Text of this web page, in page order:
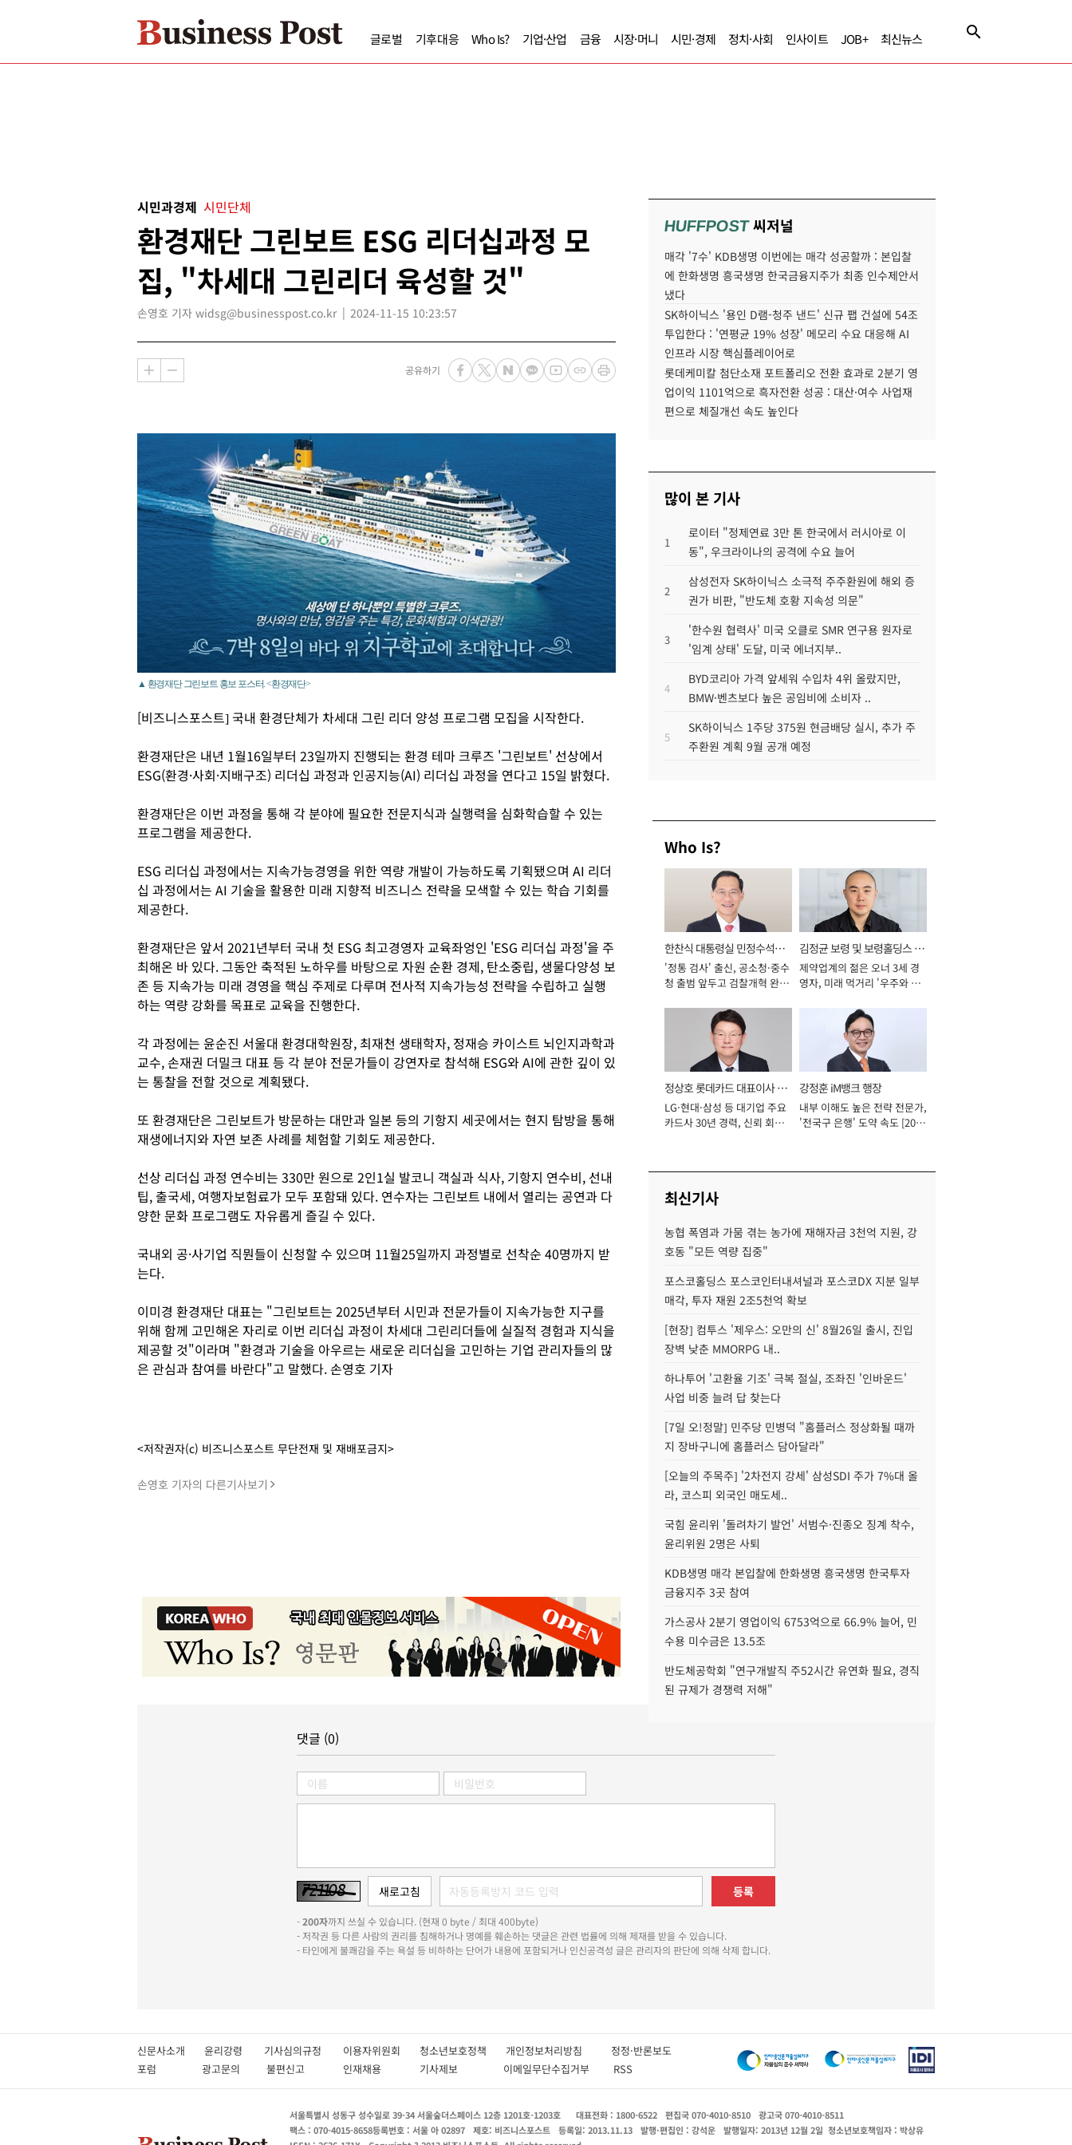
글로벌 기후대응 Who Is? 기업·산업 금융 시장·머니 시민·경제 정치·사회 인사이트 JOB+ 최신뉴스
시민과경제 시민단체
환경재단 그린보트 ESG 리더십과정 모
집, "차세대 그린리더 육성할 것"
손영호 기자 widsg@businesspost.co.kr 2024-11-15 10:23:57
공유하기
▲ 환경재단 그린보트 홍보 포스터. <환경재단>
[비즈니스포스트] 국내 환경단체가 차세대 그린 리더 양성 프로그램 모집을 시작한다.
환경재단은 내년 1월16일부터 23일까지 진행되는 환경 테마 크루즈 '그린보트' 선상에서
ESG(환경·사회·지배구조) 리더십 과정과 인공지능(AI) 리더십 과정을 연다고 15일 밝혔다.
환경재단은 이번 과정을 통해 각 분야에 필요한 전문지식과 실행력을 심화학습할 수 있는
프로그램을 제공한다.
ESG 리더십 과정에서는 지속가능경영을 위한 역량 개발이 가능하도록 기획됐으며 AI 리더
십 과정에서는 AI 기술을 활용한 미래 지향적 비즈니스 전략을 모색할 수 있는 학습 기회를
제공한다.
환경재단은 앞서 2021년부터 국내 첫 ESG 최고경영자 교육좌엉인 'ESG 리더십 과정'을 주
최해온 바 있다. 그동안 축적된 노하우를 바탕으로 자원 순환 경제, 탄소중립, 생물다양성 보
존 등 지속가능 미래 경영을 핵심 주제로 다루며 전사적 지속가능성 전략을 수립하고 실행
하는 역량 강화를 목표로 교육을 진행한다.
각 과정에는 윤순진 서울대 환경대학원장, 최재천 생태학자, 정재승 카이스트 뇌인지과학과
교수, 손재권 더밀크 대표 등 각 분야 전문가들이 강연자로 참석해 ESG와 AI에 관한 깊이 있
는 통찰을 전할 것으로 계획됐다.
또 환경재단은 그린보트가 방문하는 대만과 일본 등의 기항지 세곳에서는 현지 탐방을 통해
재생에너지와 자연 보존 사례를 체험할 기회도 제공한다.
선상 리더십 과정 연수비는 330만 원으로 2인1실 발코니 객실과 식사, 기항지 연수비, 선내
팁, 출국세, 여행자보험료가 모두 포함돼 있다. 연수자는 그린보트 내에서 열리는 공연과 다
양한 문화 프로그램도 자유롭게 즐길 수 있다.
국내외 공·사기업 직뭔들이 신청할 수 있으며 11월25일까지 과정별로 선착순 40명까지 받
는다.
이미경 환경재단 대표는 "그린보트는 2025년부터 시민과 전문가들이 지속가능한 지구를
위해 함께 고민해온 자리로 이번 리더십 과정이 차세대 그린리더들에 실질적 경험과 지식을
제공할 것"이라며 "환경과 기술을 아우르는 새로운 리더십을 고민하는 기업 관리자들의 많
은 관심과 참여를 바란다"고 말했다. 손영호 기자
<저작권자(c) 비즈니스포스트 무단전재 및 재배포금지>
손영호 기자의 다른기사보기
HUFFPOST씨저널
매각 '7수' KDB생명 이번에는 매각 성공할까 : 본입찰
에 한화생명 흥국생명 한국금융지주가 최종 인수제안서
냈다
SK하이닉스 '용인 D램-청주 낸드' 신규 팹 건설에 54조
투입한다 : '연평균 19% 성장' 메모리 수요 대응해 AI
인프라 시장 핵심플레이어로
롯데케미칼 첨단소재 포트폴리오 전환 효과로 2분기 영
업이익 1101억으로 흑자전환 성공 : 대산·여수 사업재
편으로 체질개선 속도 높인다
많이 본 기사
1
로이터 "정제연료 3만 톤 한국에서 러시아로 이
동", 우크라이나의 공격에 수요 늘어
2
삼성전자 SK하이닉스 소극적 주주환원에 해외 증
권가 비판, "반도체 호황 지속성 의문"
3
'한수원 협력사' 미국 오클로 SMR 연구용 원자로
'임계 상태' 도달, 미국 에너지부..
4
BYD코리아 가격 앞세워 수입차 4위 올랐지만,
BMW·벤츠보다 높은 공임비에 소비자 ..
5
SK하이닉스 1주당 375원 현금배당 실시, 추가 주
주환원 계획 9월 공개 예정
Who Is?
한찬식 대통령실 민정수석비
서관
'정통 검사' 출신, 공소청·중수
청 출범 앞두고 검찰개혁 완수
김정균 보령 및 보령홀딩스 대
표이사 사장
제약업계의 젊은 오너 3세 경
영자, 미래 먹거리 '우주와 헬
정상호 롯데카드 대표이사 사
장
LG·현대·삼성 등 대기업 주요
카드사 30년 경력, 신뢰 회복
강정훈 iM뱅크 행장
내부 이해도 높은 전략 전문가,
'전국구 은행' 도약 속도 [2026
최신기사
농협 폭염과 가뭄 겪는 농가에 재해자금 3천억 지원, 강
호동 "모든 역량 집중"
포스코홀딩스 포스코인터내셔널과 포스코DX 지분 일부
매각, 투자 재원 2조5천억 확보
[현장] 컴투스 '제우스: 오만의 신' 8월26일 출시, 진입
장벽 낮춘 MMORPG 내..
하나투어 '고환율 기조' 극복 절실, 조좌진 '인바운드'
사업 비중 늘려 답 찾는다
[7일 오!정말] 민주당 민병덕 "홈플러스 정상화될 때까
지 장바구니에 홈플러스 담아달라"
[오늘의 주목주] '2차전지 강세' 삼성SDI 주가 7%대 올
라, 코스피 외국인 매도세..
국힘 윤리위 '돌려차기 발언' 서범수·진종오 징계 착수,
윤리위원 2명은 사퇴
KDB생명 매각 본입찰에 한화생명 흥국생명 한국투자
금융지주 3곳 참여
가스공사 2분기 영업이익 6753억으로 66.9% 늘어, 민
수용 미수금은 13.5조
반도체공학회 "연구개발직 주52시간 유연화 필요, 경직
된 규제가 경쟁력 저해"
댓글 (0)
등록
-200자까지 쓰실 수 있습니다. (현재 0 byte / 최대 400byte)
- 저작권 등 다른 사람의 권리를 침해하거나 명예를 훼손하는 댓글은 관련 법률에 의해 제재를 받을 수 있습니다.
- 타인에게 불쾌감을 주는 욕설 등 비하하는 단어가 내용에 포함되거나 인신공격성 글은 관리자의 판단에 의해 삭제 합니다.
신문사소개 윤리강령 기사심의규정 이용자위원회 청소년보호정책 개인정보처리방침 정정·반론보도
포럼
광고문의 불편신고 인재채용 기사제보 이메일무단수집거부 RSS
서울특별시 성동구 성수일로 39-34 서울숲더스페이스 12층 1201호-1203호 대표전화 : 1800-6522 편집국 070-4010-8510
광고국 070-4010-8511
팩스 : 070-4015-8658등록번호 : 서울 아 02897 제호: 비즈니스포스트 등록일: 2013.11.13 발행·편집인 : 강석운 발행일자: 2013년 12월 2일 청소년보호책임자 : 박상유